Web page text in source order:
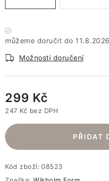
11.8.2026
Možnosti doručení
299 Kč
247 Kč bez DPH
PŘIDAT
Kód zboží: 08523